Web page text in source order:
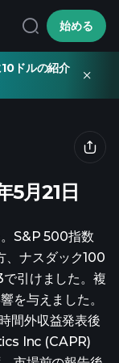
始める
ドルの紹介
5月21日
S&P 500指数
、ナスダック100
引けました。複
を与えました。
間外収益発表後
Inc (CAPR)